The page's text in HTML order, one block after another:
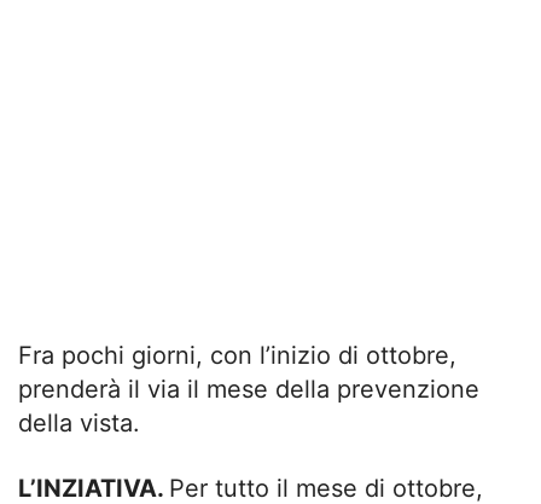
Fra pochi giorni, con l’inizio di ottobre,
prenderà il via il mese della prevenzione
della vista.
L’INZIATIVA. Per tutto il mese di ottobre,